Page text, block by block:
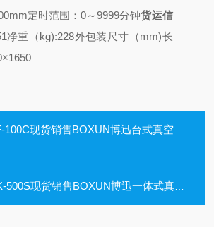
定时范围：0～9999分钟货运信
净重（kg):228外包装尺寸（mm)长
100C现货销售BOXUN博迅台式真空干燥箱
500S现货销售BOXUN博迅一体式真空干燥箱